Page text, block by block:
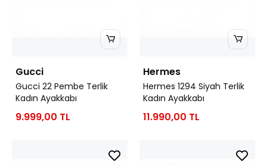
Gucci
Gucci 22 Pembe Terlik
Kadın Ayakkabı
9.999,00 TL
Hermes
Hermes 1294 Siyah Terlik
Kadın Ayakkabı
11.990,00 TL